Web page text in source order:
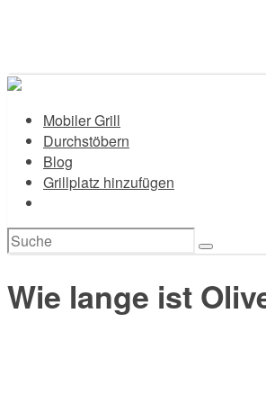
Mobiler Grill
Durchstöbern
Blog
Grillplatz hinzufügen
Suchen
nach:
Wie lange ist